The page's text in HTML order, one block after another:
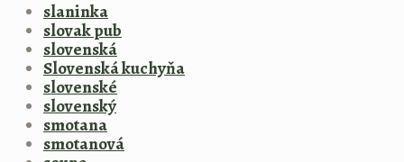
slaninka
slovak pub
slovenská
Slovenská kuchyňa
slovenské
slovenský
smotana
smotanová